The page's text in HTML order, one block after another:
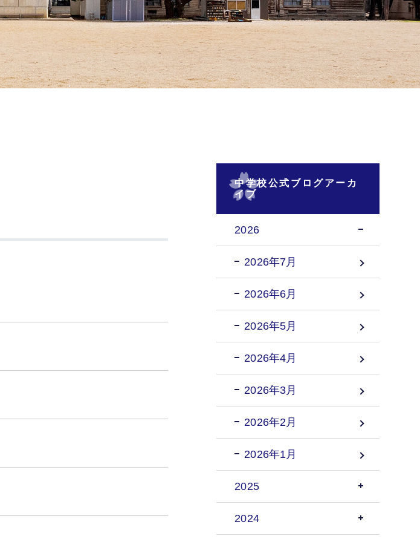
中学校公式ブログアーカ
イブ
2026
2026年7月
2026年6月
2026年5月
2026年4月
2026年3月
2026年2月
2026年1月
2025
2024